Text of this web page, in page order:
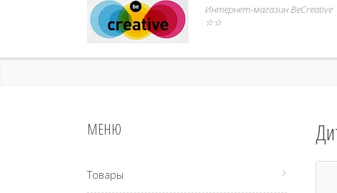
Интернет-магазин BeCreative
☆☆
Товары